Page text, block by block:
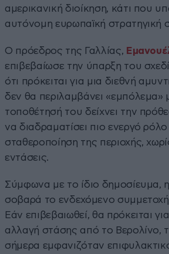
αμερικανική διοίκηση, κάτι που
αυτόνομη ευρωπαϊκή στρατηγική
Ο πρόεδρος της Γαλλίας,
επιβεβαίωσε την ύπαρξη του
ότι πρόκειται για μια διεθνή
δεν θα περιλαμβάνει «εμπόλεμα»
τοποθέτησή του δείχνει την
να διαδραματίσει πιο ενεργό
σταθεροποίηση της περιοχής,
εντάσεις.
Σύμφωνα με το ίδιο δημοσίευμα, η
σοβαρά το ενδεχόμενο
Εάν επιβεβαιωθεί, θα πρόκειται
αλλαγή στάσης από το Βερολίνο,
σήμερα εμφανιζόταν